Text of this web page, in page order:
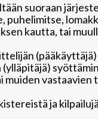
suoraan
puhelimitse,
kautta, tai
muiden vastaavien
ja